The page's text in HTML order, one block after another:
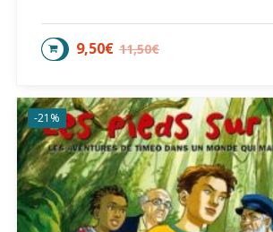
11,50€
9,50€
AJOUTER AU PANIER
-21%